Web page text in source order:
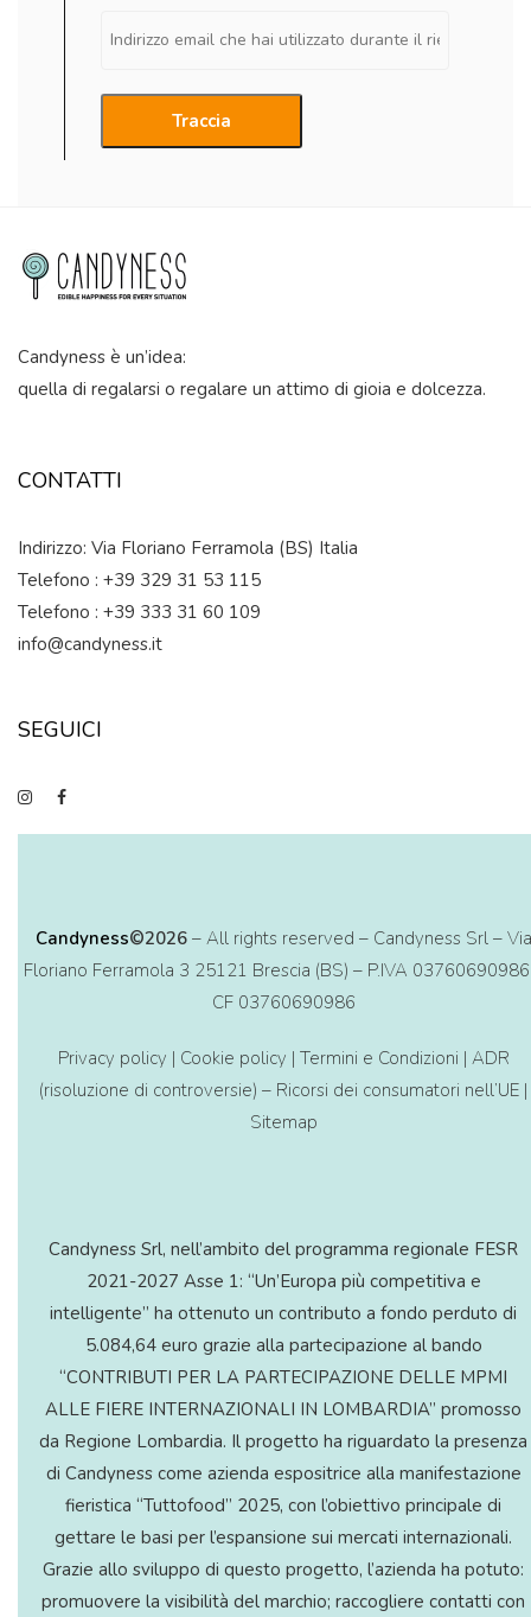
Traccia
Candyness è un’idea:
quella di regalarsi o regalare un attimo di gioia e dolcezza.
CONTATTI
Indirizzo: Via Floriano Ferramola (BS) Italia
Telefono : +39 329 31 53 115
Telefono : +39 333 31 60 109
info@candyness.it
SEGUICI
Candyness©2026– All rights reserved – Candyness Srl – Via
Floriano Ferramola 3 25121 Brescia (BS) – P.IVA
CF 03760690986
Privacy policy | Cookie policy | Termini e Condizioni | ADR
(risoluzione di controversie) – Ricorsi dei consumatori nell’UE |
Sitemap
Candyness Srl, nell’ambito del programma regionale FESR
2021-2027 Asse 1: “Un’Europa più competitiva e
intelligente” ha ottenuto un contributo a fondo perduto di
5.084,64 euro grazie alla partecipazione al bando
“CONTRIBUTI PER LA PARTECIPAZIONE DELLE MPMI
ALLE FIERE INTERNAZIONALI IN LOMBARDIA” promosso
da Regione Lombardia. Il progetto ha riguardato la presenza
di Candyness come azienda espositrice alla manifestazione
fieristica “Tuttofood” 2025, con l’obiettivo principale di
gettare le basi per l’espansione sui mercati internazionali.
Grazie allo sviluppo di questo progetto, l’azienda ha potuto:
promuovere la visibilità del marchio; raccogliere contatti con